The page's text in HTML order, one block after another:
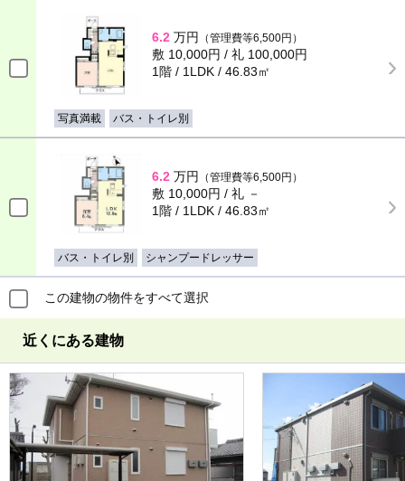
6.2 万円 （管理費等6,500円）
敷 10,000円 / 礼 100,000円
1階 / 1LDK / 46.83㎡
写真満載 バス・トイレ別
6.2 万円 （管理費等6,500円）
敷 10,000円 / 礼 －
1階 / 1LDK / 46.83㎡
バス・トイレ別 シャンプードレッサー
この建物の物件をすべて選択
近くにある建物